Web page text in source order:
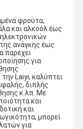
φρούτα,
και αλκοόλ έως
ανάγκης έως
παρέχει
για
Laiyi, καλύπτει
διπλής
κ.λπ. Με
και
και
μπορεί
για